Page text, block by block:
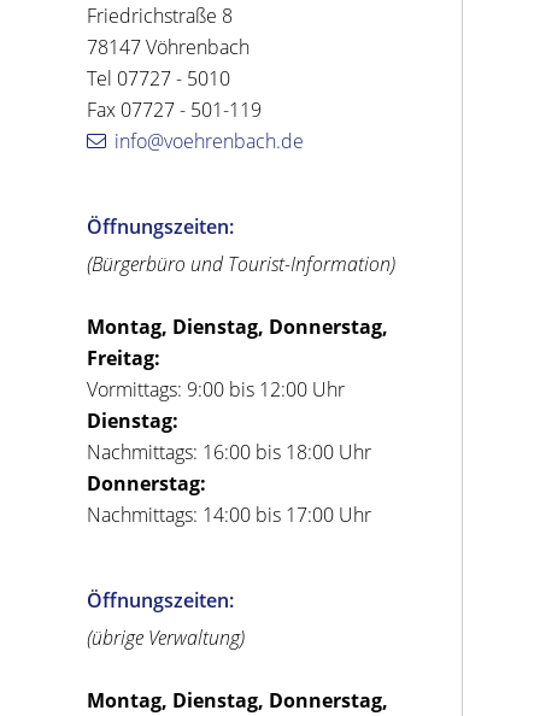
Friedrichstraße 8
78147 Vöhrenbach
Tel 07727 - 5010
Fax 07727 - 501-119
info@voehrenbach.de
Öffnungszeiten:
(Bürgerbüro und Tourist-Information)
Montag, Dienstag, Donnerstag,
Freitag:
Vormittags: 9:00 bis 12:00 Uhr
Dienstag:
Nachmittags: 16:00 bis 18:00 Uhr
Donnerstag:
Nachmittags: 14:00 bis 17:00 Uhr
Öffnungszeiten:
(übrige Verwaltung)
Montag, Dienstag, Donnerstag,